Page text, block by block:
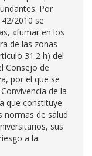
Por
2010 se
«fumar en los
de las zonas
31.2 h) del
Consejo de
por el que se
de la
que constituye
normas de salud
sus
a la